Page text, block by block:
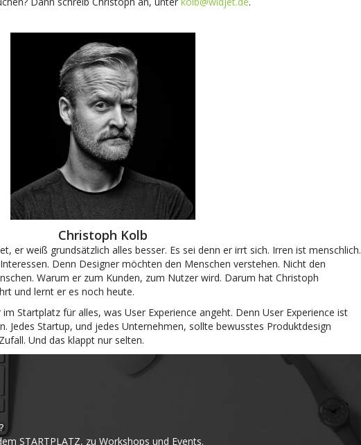
Christoph Kolb
er weiß grundsätzlich alles besser. Es sei denn er irrt sich. Irren ist menschlich.
Denn Designer möchten den Menschen verstehen. Nicht den
Warum er zum Kunden, zum Nutzer wird. Darum hat Christoph
und lernt er es noch heute.
Startplatz für alles, was User Experience angeht. Denn User Experience ist
Jedes Startup, und jedes Unternehmen, sollte bewusstes Produktdesign
Und das klappt nur selten.
STARTPLATZ, zu Workshops und Events.